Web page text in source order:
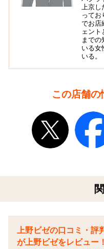
上京
ってお
でお店
ェン
まで
いる女
いる。
この店舗の
上野ビゼの口コミ・評
が上野ビゼをレビュー